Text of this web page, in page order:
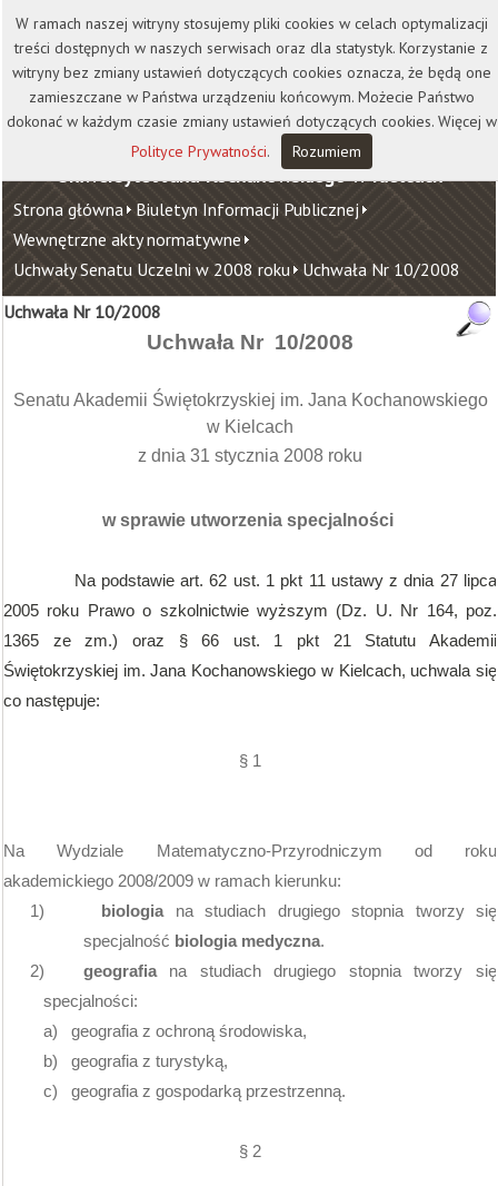
Kontakt Biblioteka
Wydawnictwo
Wirtualna Uczelnia
Uniwersytet Jana Kochanowskiego w Kielcach
Strona główna Biuletyn Informacji Publicznej
Wewnętrzne akty normatywne
Uchwały Senatu Uczelni w 2008 roku Uchwała Nr 10/2008
Uchwała Nr 10/2008
Uchwała Nr 10/2008
Senatu Akademii Świętokrzyskiej im. Jana Kochanowskiego
w Kielcach
z dnia 31 stycznia 2008 roku
w sprawie utworzenia specjalności
Na podstawie art. 62 ust. 1 pkt 11 ustawy z dnia 27 lipca
2005 roku Prawo o szkolnictwie wyższym (Dz. U. Nr 164, poz.
1365 ze zm.) oraz § 66 ust. 1 pkt 21 Statutu Akademii
Świętokrzyskiej im. Jana Kochanowskiego w Kielcach, uchwala się
co następuje:
§ 1
Na Wydziale Matematyczno-Przyrodniczym od roku
akademickiego 2008/2009 w ramach kierunku:
1)
biologia na studiach drugiego stopnia tworzy się
specjalność biologia medyczna.
2) geografiana studiach drugiego stopnia tworzy się
specjalności:
a)
geografia z ochroną środowiska,
b)
geografia z turystyką,
c)
geografia z gospodarką przestrzenną.
§ 2
W ramach naszej witryny stosujemy pliki cookies w celach optymalizacji
treści dostępnych w naszych serwisach oraz dla statystyk. Korzystanie z
witryny bez zmiany ustawień dotyczących cookies oznacza, że będą one
zamieszczane w Państwa urządzeniu końcowym. Możecie Państwo
dokonać w każdym czasie zmiany ustawień dotyczących cookies. Więcej w
Polityce Prywatności. Rozumiem